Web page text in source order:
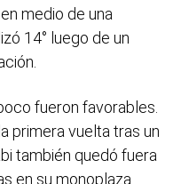
medio de una
14° luego de un
fueron favorables.
primera vuelta tras un
también quedó fuera
en su monoplaza